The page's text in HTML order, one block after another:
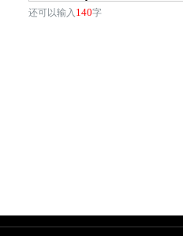
还可以输入 140字